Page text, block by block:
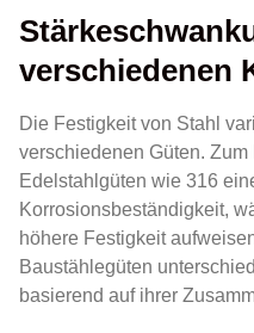
verschiedenen
Die Festigkeit von Stahl
verschiedenen Güten.
Edelstahlgüten wie 316
Korrosionsbeständigkeit,
höhere Festigkeit
Baustählegüten
basierend auf ihrer